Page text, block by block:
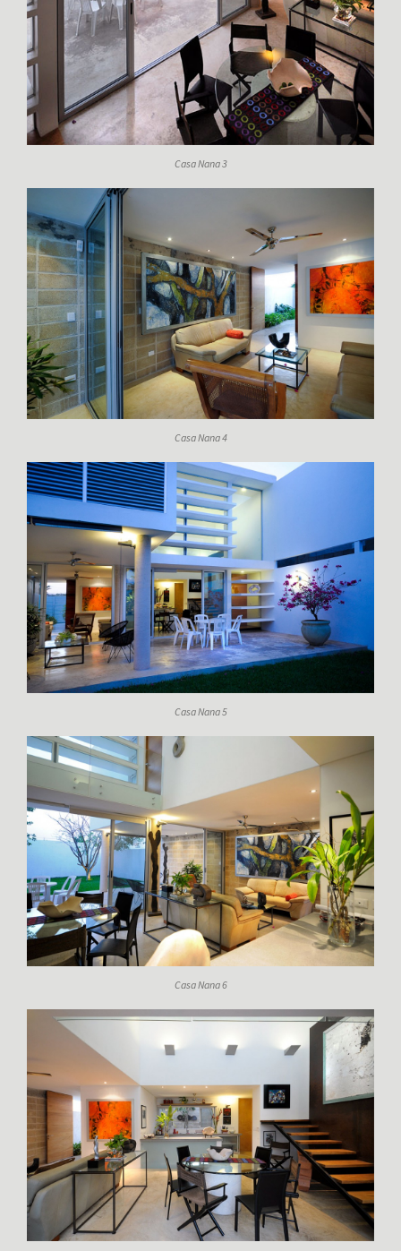
Casa Nana 3
Casa Nana 4
Casa Nana 5
Casa Nana 6